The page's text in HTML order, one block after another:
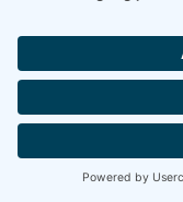
Die Verarbeitung
Grundlage von
Ihre Anfrage mit
zusammenhängt
vorvertraglicher
allen übrigen
unserem